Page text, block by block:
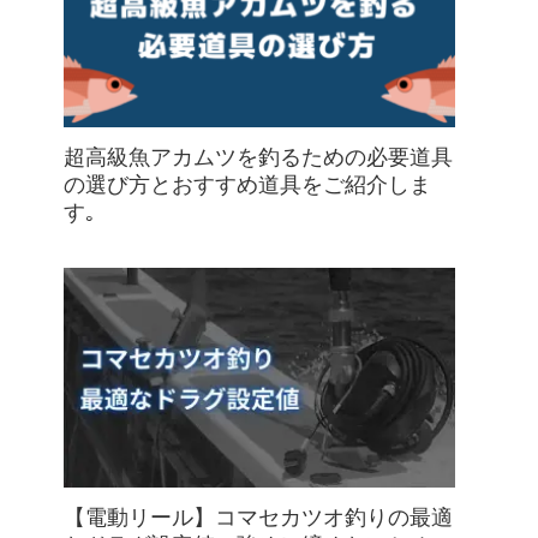
超高級魚アカムツを釣るための必要道具
の選び方とおすすめ道具をご紹介しま
す｡
【電動リール】コマセカツオ釣りの最適